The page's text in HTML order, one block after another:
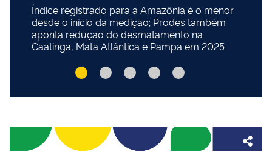
Índice registrado para a Amazônia é o menor
desde o início da medição; Prodes também
aponta redução do desmatamento na
Caatinga, Mata Atlântica e Pampa em 2025